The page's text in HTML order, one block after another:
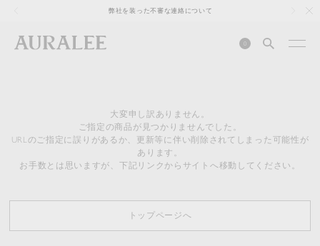
弊社を装った不審な連絡について
0
大変申し訳ありません。
ご指定の商品が見つかりませんでした。
URLのご指定に誤りがあるか、更新等に伴い削除されてしまった可能性が
あります。
お手数とは思いますが、下記リンクからサイトへ移動してください。
トップページへ